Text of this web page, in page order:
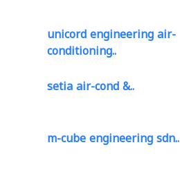
unicord engineering air-
conditioning..
setia air-cond &..
m-cube engineering sdn..